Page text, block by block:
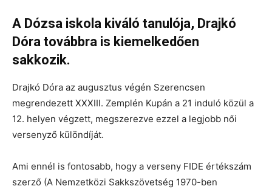
A Dózsa iskola kiváló tanulója, Drajkó
Dóra továbbra is kiemelkedően
sakkozik.
Drajkó Dóra az augusztus végén Szerencsen
megrendezett XXXIII. Zemplén Kupán a 21 induló közül a
12. helyen végzett, megszerezve ezzel a legjobb női
versenyző különdíját.
Ami ennél is fontosabb, hogy a verseny FIDE értékszám
szerző (A Nemzetközi Sakkszövetség 1970-ben